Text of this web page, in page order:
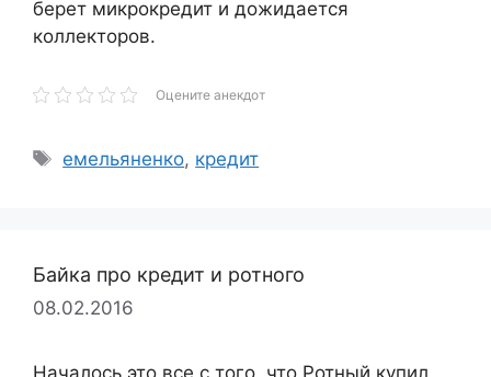
берет микрокредит и дожидается
коллекторов.
Оцените анекдот
Метки
емельяненко, кредит
Байка про кредит и ротного
08.02.2016
Началось это все с того, что Ротный купил